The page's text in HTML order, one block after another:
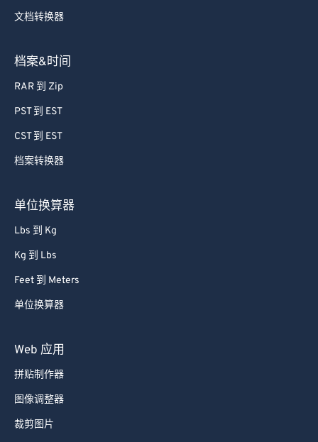
文档转换器
档案&时间
RAR 到 Zip
PST 到 EST
CST 到 EST
档案转换器
单位换算器
Lbs 到 Kg
Kg 到 Lbs
Feet 到 Meters
单位换算器
Web 应用
拼贴制作器
图像调整器
裁剪图片